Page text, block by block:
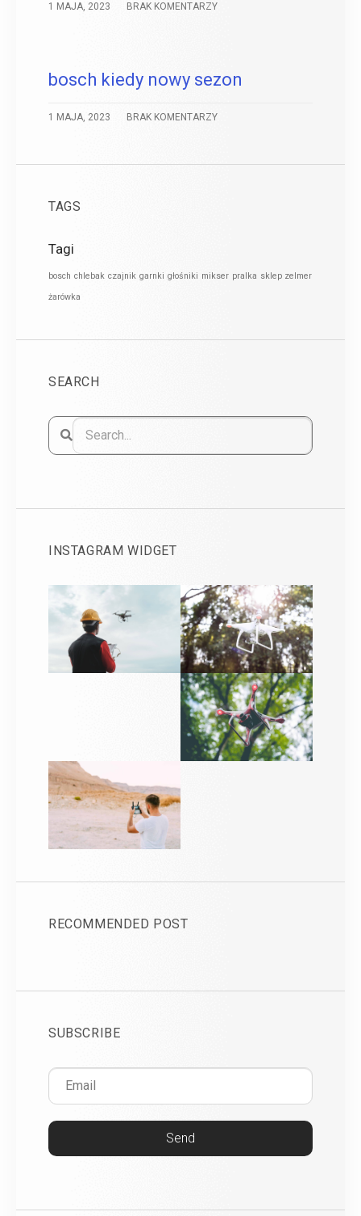
1 MAJA, 2023 BRAK KOMENTARZY
bosch kiedy nowy sezon
1 MAJA, 2023 BRAK KOMENTARZY
TAGS
Tagi
bosch chlebak czajnik garnki głośniki mikser pralka sklep zelmer
żarówka
SEARCH
INSTAGRAM WIDGET
RECOMMENDED POST
SUBSCRIBE
Send